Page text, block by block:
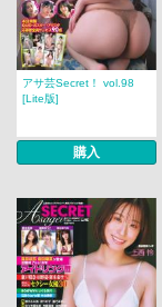
アサ芸Secret！ vol.98
[Lite版]
購入